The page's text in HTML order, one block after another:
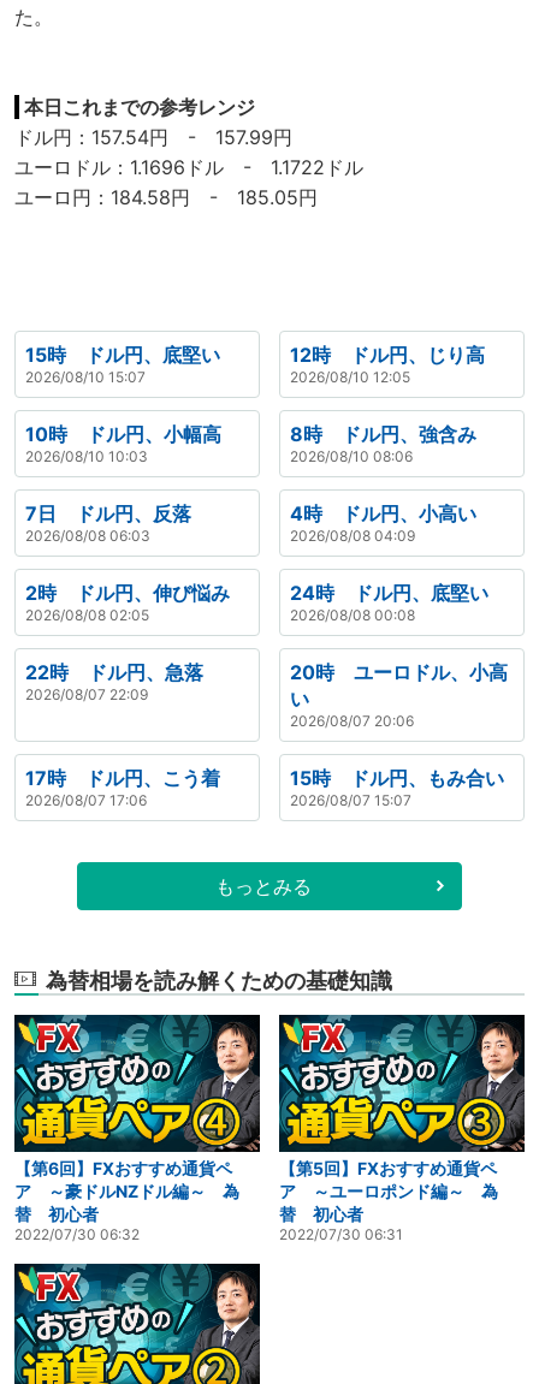
た。
本日これまでの参考レンジ
ドル円：157.54円 - 157.99円
ユーロドル：1.1696ドル - 1.1722ドル
ユーロ円：184.58円 - 185.05円
15時 ドル円、底堅い
2026/08/10 15:07
12時 ドル円、じり高
2026/08/10 12:05
10時 ドル円、小幅高
2026/08/10 10:03
8時 ドル円、強含み
2026/08/10 08:06
7日 ドル円、反落
2026/08/08 06:03
4時 ドル円、小高い
2026/08/08 04:09
2時 ドル円、伸び悩み
2026/08/08 02:05
24時 ドル円、底堅い
2026/08/08 00:08
22時 ドル円、急落
2026/08/07 22:09
20時 ユーロドル、小高
い
2026/08/07 20:06
17時 ドル円、こう着
2026/08/07 17:06
15時 ドル円、もみ合い
2026/08/07 15:07
もっとみる
為替相場を読み解くための基礎知識
【第6回】FXおすすめ通貨ペ
ア ～豪ドルNZドル編～ 為
替 初心者
2022/07/30 06:32
【第5回】FXおすすめ通貨ペ
ア ～ユーロポンド編～ 為
替 初心者
2022/07/30 06:31